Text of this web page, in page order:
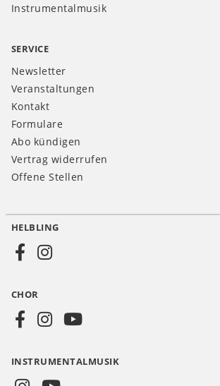
Instrumentalmusik
SERVICE
Newsletter
Veranstaltungen
Kontakt
Formulare
Abo kündigen
Vertrag widerrufen
Offene Stellen
Social
CH
HELBLING
CHOR
INSTRUMENTALMUSIK